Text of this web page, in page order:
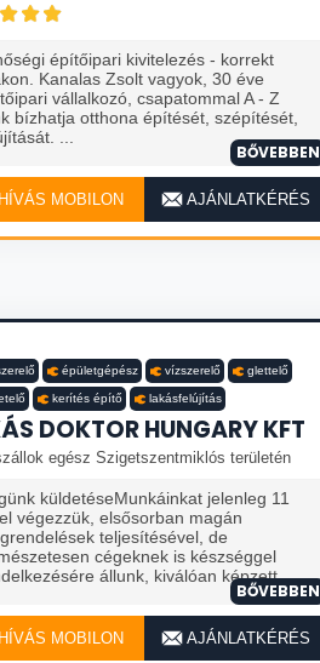
építőipari kivitelezés - korrekt
Kanalas Zsolt vagyok, 30 éve
vállalkozó, csapatommal A - Z
bízhatja otthona építését, szépítését,
...
BŐVEBBEN
HÍVÁS MOBILON AJÁNLATKÉRÉS
épületgépész vízszerelő glettelő
kerítés építő lakásfelújítás
DOKTOR HUNGARY KFT
egész Szigetszentmiklós területén
küldetéseMunkáinkat jelenleg 11
végezzük, elsősorban magán
teljesítésével, de
cégeknek is készséggel
állunk, kiválóan képzett ...
BŐVEBBEN
HÍVÁS MOBILON AJÁNLATKÉRÉS